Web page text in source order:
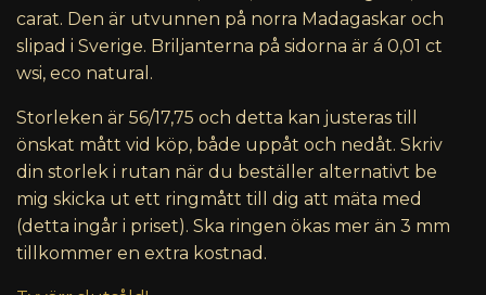
carat. Den är utvunnen på norra Madagaskar och
slipad i Sverige. Briljanterna på sidorna är á 0,01 ct
wsi, eco natural.
Storleken är 56/17,75 och detta kan justeras till
önskat mått vid köp, både uppåt och nedåt. Skriv
din storlek i rutan när du beställer alternativt be
mig skicka ut ett ringmått till dig att mäta med
(detta ingår i priset). Ska ringen ökas mer än 3 mm
tillkommer en extra kostnad.